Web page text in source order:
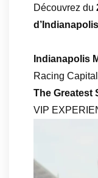
Découvrez du
Indianapolis
Racing
The Greatest
VIP